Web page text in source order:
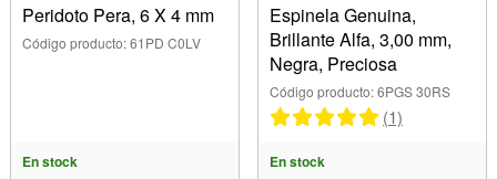
Peridoto Pera, 6 X 4 mm
Código producto: 61PD C0LV
En stock
Espinela Genuina,
Brillante Alfa, 3,00 mm,
Negra, Preciosa
Código producto: 6PGS 30RS
(1)
En stock